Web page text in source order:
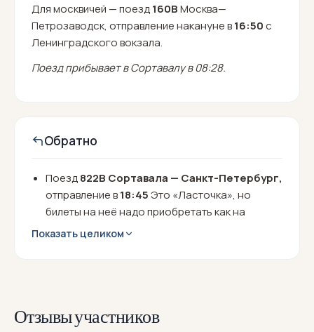
Для москвичей — поезд160ВМосква—
Петрозаводск, отправление накануне в16:50с
Ленинградского вокзала.
Поезд прибывает в Сортавалу в 08:28.
Обратно
Поезд822В Сортавала — Санкт-Петербург,
отправление в18:45Это «Ласточка», но
билеты на неё надо приобретать как на
обычный поезд. Прибытие в 22:45 на
Показать целиком
Отзывы участников